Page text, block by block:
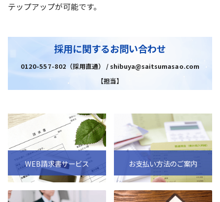
テップアップが可能です。
採用に関するお問い合わせ
0120-557-802（採用直通） / shibuya@saitsumasao.com
【担当】
WEB請求書サービス お支払い方法のご案内